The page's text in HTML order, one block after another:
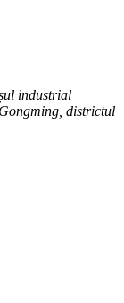
industrial
districtul